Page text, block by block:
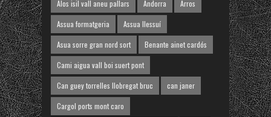
Alos isil vall aneu pallars
Andorra
Arros
Assua formatgeria
Assua llessuí
Asua sorre gran nord sort
Benante ainet cardós
Cami aigua vall boi suert pont
Can guey torrelles llobregat bruc
can janer
Cargol ports mont caro